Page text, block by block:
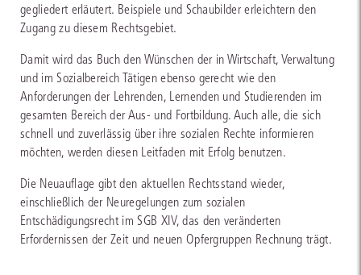
gegliedert erläutert. Beispiele und Schaubilder erleichtern den
Zugang zu diesem Rechtsgebiet.
Damit wird das Buch den Wünschen der in Wirtschaft, Verwaltung
und im Sozialbereich Tätigen ebenso gerecht wie den
Anforderungen der Lehrenden, Lernenden und Studierenden im
gesamten Bereich der Aus- und Fortbildung. Auch alle, die sich
schnell und zuverlässig über ihre sozialen Rechte informieren
möchten, werden diesen Leitfaden mit Erfolg benutzen.
Die Neuauflage gibt den aktuellen Rechtsstand wieder,
einschließlich der Neuregelungen zum sozialen
Entschädigungsrecht im SGB XIV, das den veränderten
Erfordernissen der Zeit und neuen Opfergruppen Rechnung trägt.